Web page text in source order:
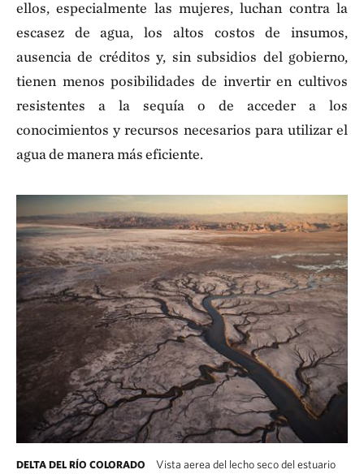
ellos, especialmente las mujeres, luchan contra la
escasez de agua, los altos costos de insumos,
ausencia de créditos y, sin subsidios del gobierno,
tienen menos posibilidades de invertir en cultivos
resistentes a la sequía o de acceder a los
conocimientos y recursos necesarios para utilizar el
agua de manera más eficiente.
DELTA DEL RÍO COLORADO
Vista aerea del lecho seco del estuario